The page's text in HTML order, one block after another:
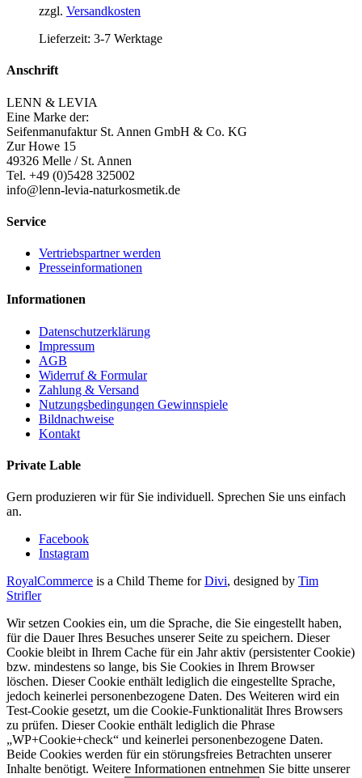
zzgl. Versandkosten
Lieferzeit: 3-7 Werktage
Anschrift
LENN & LEVIA
Eine Marke der:
Seifenmanufaktur St. Annen GmbH & Co. KG
Zur Howe 15
49326 Melle / St. Annen
Tel. +49 (0)5428 325002
info@lenn-levia-naturkosmetik.de
Service
Vertriebspartner werden
Presseinformationen
Informationen
Datenschutzerklärung
Impressum
AGB
Widerruf & Formular
Zahlung & Versand
Nutzungsbedingungen Gewinnspiele
Bildnachweise
Kontakt
Private Lable
Gern produzieren wir für Sie individuell. Sprechen Sie uns einfach
an.
Facebook
Instagram
RoyalCommerce is a Child Theme forDivi, designed by Tim
Strifler
Wir setzen Cookies ein, um die Sprache, die Sie eingestellt haben,
für die Dauer Ihres Besuches unserer Seite zu speichern. Dieser
Cookie bleibt in Ihrem Cache für ein Jahr aktiv (persistenter Cookie)
bzw. mindestens so lange, bis Sie Cookies in Ihrem Browser
löschen. Dieser Cookie enthält lediglich die eingestellte Sprache,
jedoch keinerlei personenbezogene Daten. Des Weiteren wird ein
Test-Cookie gesetzt, um die Cookie-Funktionalität Ihres Browsers
zu prüfen. Dieser Cookie enthält lediglich die Phrase
„WP+Cookie+check“ und keinerlei personenbezogene Daten.
Beide Cookies werden für ein störungsfreies Betrachten unserer
Inhalte benötigt. Weitere Informationen entnehmen Sie bitte unserer